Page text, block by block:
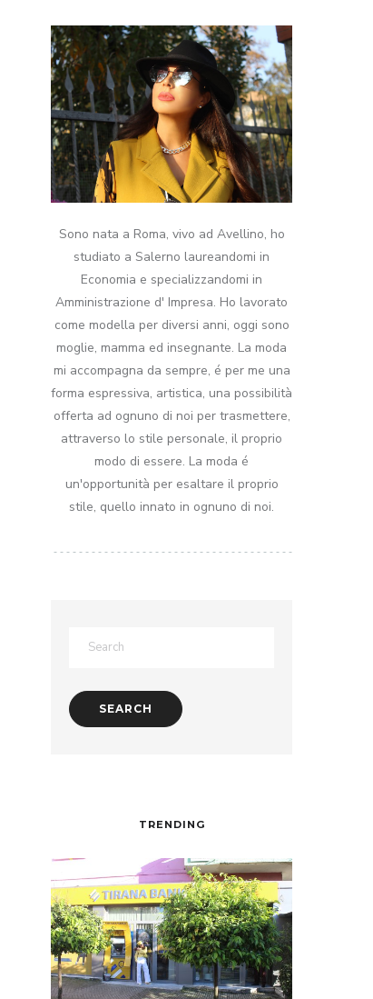
Sono nata a Roma, vivo ad Avellino, ho
studiato a Salerno laureandomi in
Economia e specializzandomi in
Amministrazione d' Impresa. Ho lavorato
come modella per diversi anni, oggi sono
moglie, mamma ed insegnante. La moda
mi accompagna da sempre, é per me una
forma espressiva, artistica, una possibilità
offerta ad ognuno di noi per trasmettere,
attraverso lo stile personale, il proprio
modo di essere. La moda é
un'opportunità per esaltare il proprio
stile, quello innato in ognuno di noi.
TRENDING